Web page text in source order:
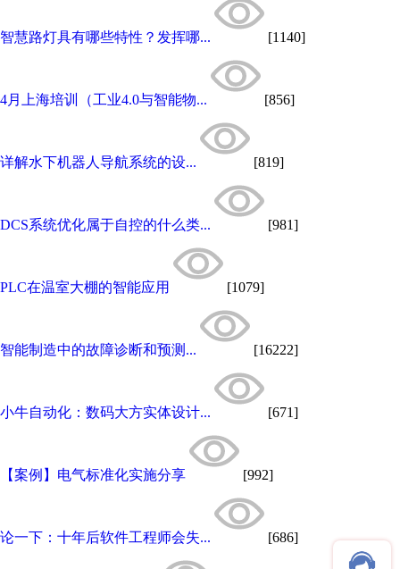
智慧路灯具有哪些特性？发挥哪... [1140]
4月上海培训（工业4.0与智能物... [856]
详解水下机器人导航系统的设... [819]
DCS系统优化属于自控的什么类... [981]
PLC在温室大棚的智能应用 [1079]
智能制造中的故障诊断和预测... [16222]
小牛自动化：数码大方实体设计... [671]
【案例】电气标准化实施分享 [992]
论一下：十年后软件工程师会失... [686]